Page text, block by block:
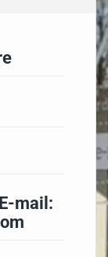
E-mail: